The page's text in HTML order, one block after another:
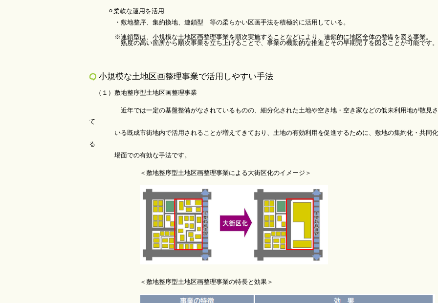
⚪︎柔軟な運用を活用
・敷地整序、集約換地、連鎖型 等の柔らかい区画手法を積極的に活用している。
※連鎖型は、小規模な土地区画整理事業を順次実施することなどにより、連鎖的に地区全体の整備を図る事業。
熟度の高い箇所から順次事業を立ち上げることで、事業の機動的な推進とその早期完了を図ることが可能です。
小規模な土地区画整理事業で活用しやすい手法
（１）敷地整序型土地区画整理事業
近年では一定の基盤整備がなされているものの、細分化された土地や空き地・空き家などの低未利用地が散見
て
いる既成市街地内で活用されることが増えてきており、土地の有効利用を促進するために、敷地の集約化・共同
る
場面での有効な手法です。
＜敷地整序型土地区画整理事業による大街区化のイメージ＞
＜敷地整序型土地区画整理事業の特長と効果＞